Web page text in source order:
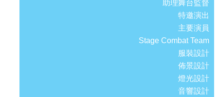
助理舞台監督
特邀演出
主要演員
Stage Combat Team
服裝設計
佈景設計
燈光設計
音響設計